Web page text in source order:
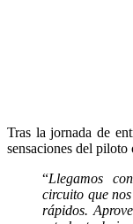
Tras la jornada de
sensaciones del
“Llegamos
circuito que
rápidos.